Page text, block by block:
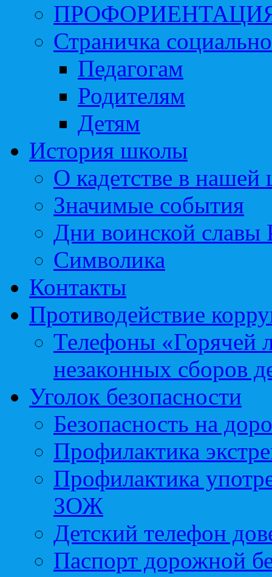
Страничка
Педагогам
Родителям
Детям
История школы
О кадетстве в нашей
Значимые события
Дни воинской славы
Символика
Контакты
Противодействие
Телефоны «Горячей
незаконных сборов
Уголок безопасности
Безопасность на
Профилактика
Профилактика
ЗОЖ
Детский телефон
Паспорт дорожной